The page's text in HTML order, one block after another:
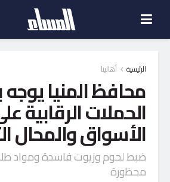
الرئيسية أهالينا
محافظ المنيا
الحملات الرقابية
الأسواق والمحال
ضبط لحوم وزيوت فاسدة ومواد
محظورة